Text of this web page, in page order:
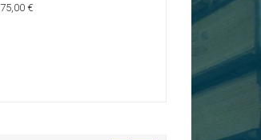
75,00 €